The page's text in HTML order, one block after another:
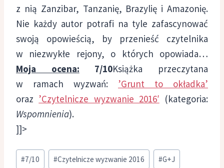
z nią Zanzibar, Tanzanię, Brazylię i Amazonię.
Nie każdy autor potrafi na tyle zafascynować
swoją opowieścią, by przenieść czytelnika
w niezwykłe rejony, o których opowiada…
Moja ocena: 7/10Książka przeczytana
w ramach wyzwań: ’Grunt to okładka’
oraz ’Czytelnicze wyzwanie 2016′ (kategoria:
Wspomnienia).
]]>
Tagi
#7/10 #Czytelnicze wyzwanie 2016 #G+J